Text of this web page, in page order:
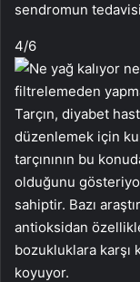
sendromun
4/6
Tarçın, diyabet
düzenlemek için
tarçınının bu
olduğunu
sahiptir. Bazı
antioksidan
bozukluklara karşı
koyuyor.